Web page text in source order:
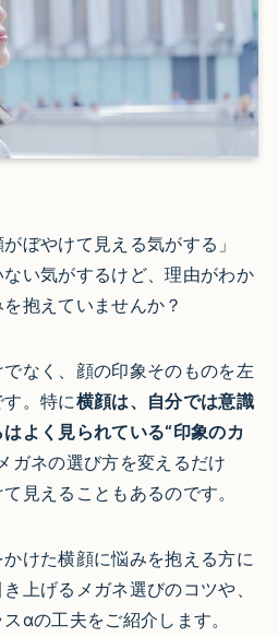
ぼやけて見える気がする」
ない気がするけど、理由がわか
抱えていませんか？
なく、顔の印象そのものを左
。特に横顔は、自分では意識
よく見られている“印象のカ
ガネの選び方を変えるだけ
見えることもあるのです。
けた横顔に悩みを抱える方に
上げるメガネ選びのコツや、
αの工夫をご紹介します。